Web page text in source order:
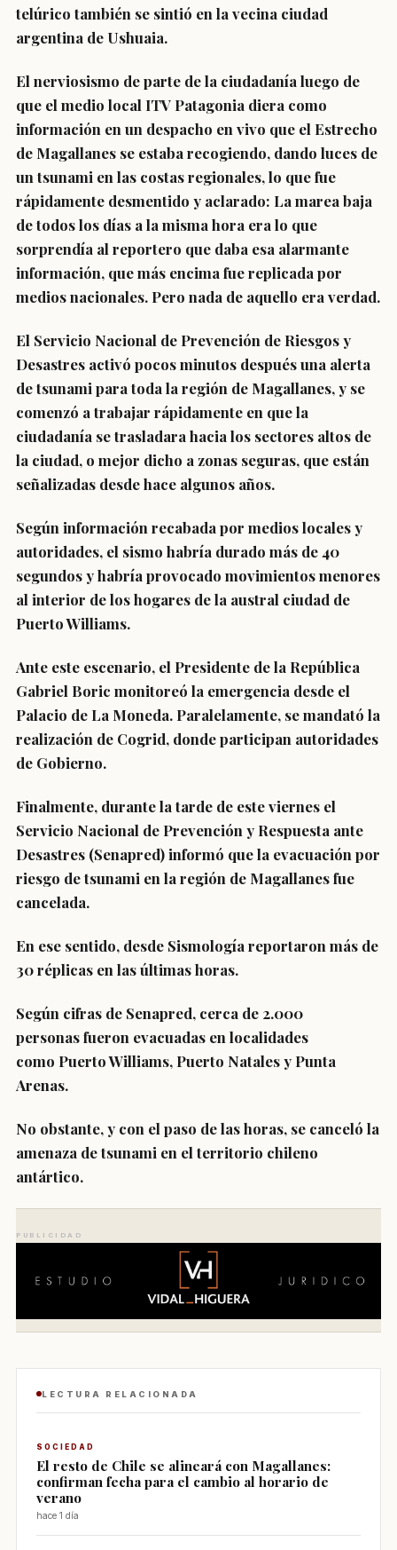
telúrico también se sintió en la vecina ciudad
argentina de Ushuaia.
El nerviosismo de parte de la ciudadanía luego de
que el medio local ITV Patagonia diera como
información en un despacho en vivo que el Estrecho
de Magallanes se estaba recogiendo, dando luces de
un tsunami en las costas regionales, lo que fue
rápidamente desmentido y aclarado: La marea baja
de todos los días a la misma hora era lo que
sorprendía al reportero que daba esa alarmante
información, que más encima fue replicada por
medios nacionales. Pero nada de aquello era verdad.
El Servicio Nacional de Prevención de Riesgos y
Desastres activó pocos minutos después una alerta
de tsunami para toda la región de Magallanes, y se
comenzó a trabajar rápidamente en que la
ciudadanía se trasladara hacia los sectores altos de
la ciudad, o mejor dicho a zonas seguras, que están
señalizadas desde hace algunos años.
Según información recabada por medios locales y
autoridades, el sismo habría durado más de 40
segundos y habría provocado movimientos menores
al interior de los hogares de la austral ciudad de
Puerto Williams.
Ante este escenario, el Presidente de la República
Gabriel Boric monitoreó la emergencia desde el
Palacio de La Moneda. Paralelamente, se mandató la
realización de Cogrid, donde participan autoridades
de Gobierno.
Finalmente, durante la tarde de este viernes el
Servicio Nacional de Prevención y Respuesta ante
Desastres (Senapred) informó que la evacuación por
riesgo de tsunami en la región de Magallanes fue
cancelada.
En ese sentido, desde Sismología reportaron más de
30 réplicas en las últimas horas.
Según cifras de Senapred, cerca de 2.000
personasfueron evacuadas en localidades
como Puerto Williams, Puerto Natales y Punta
Arenas.
No obstante, y con el paso de las horas, se canceló la
amenaza de tsunami en el territorio chileno
antártico.
PUBLICIDAD
LECTURA RELACIONADA
SOCIEDAD
El resto de Chile se alineará con Magallanes:
confirman fecha para el cambio al horario de
verano
hace 1 día